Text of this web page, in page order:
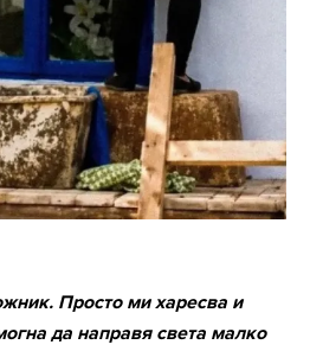
Просто ми харесва и
да направя света малко